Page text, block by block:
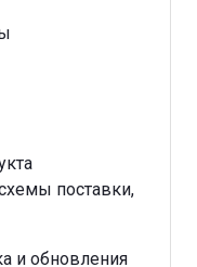
поставки,
и обновления